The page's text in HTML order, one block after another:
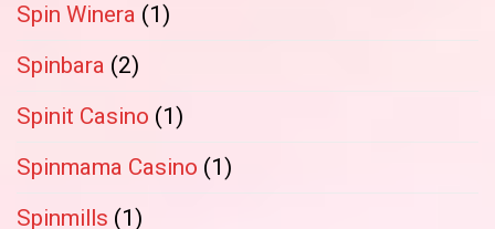
Spin Winera (1)
Spinbara (2)
Spinit Casino (1)
Spinmama Casino (1)
Spinmills (1)